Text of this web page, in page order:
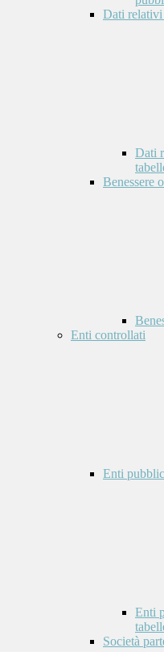
Dati relativi
Dati
Benessere
Enti controllati
Enti
Enti
Società